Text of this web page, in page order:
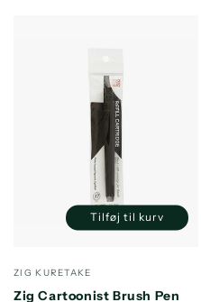
Forhandler:
ZIG KURETAKE
Zig Cartoonist Brush Pen
Reducer
Default
Øg
Tilføj til kurv